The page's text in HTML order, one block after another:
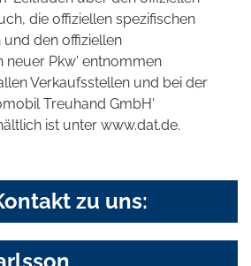
die offiziellen spezifischen
und den offiziellen
neuer Pkw' entnommen
Verkaufsstellen und bei der
Treuhand GmbH'
ist unter www.dat.de.
zu uns: